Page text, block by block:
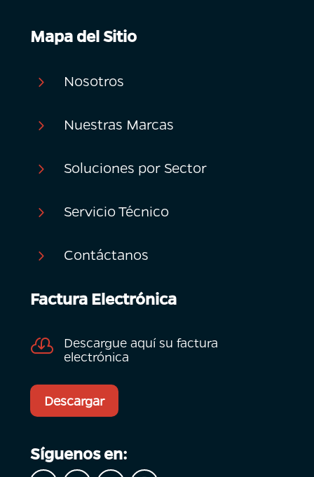
Mapa del Sitio
5 Nosotros
5 Nuestras Marcas
5 Soluciones por Sector
5 Servicio Técnico
5 Contáctanos
Factura Electrónica

Descargue aquí su factura
electrónica
Descargar
Síguenos en: